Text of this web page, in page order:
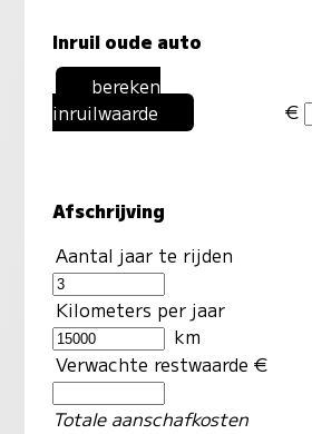
Inruil oude auto
bereken
inruilwaarde
€
Afschrijving
Aantal jaar te rijden
Kilometers per jaar
km
Verwachte restwaarde €
Totale aanschafkosten